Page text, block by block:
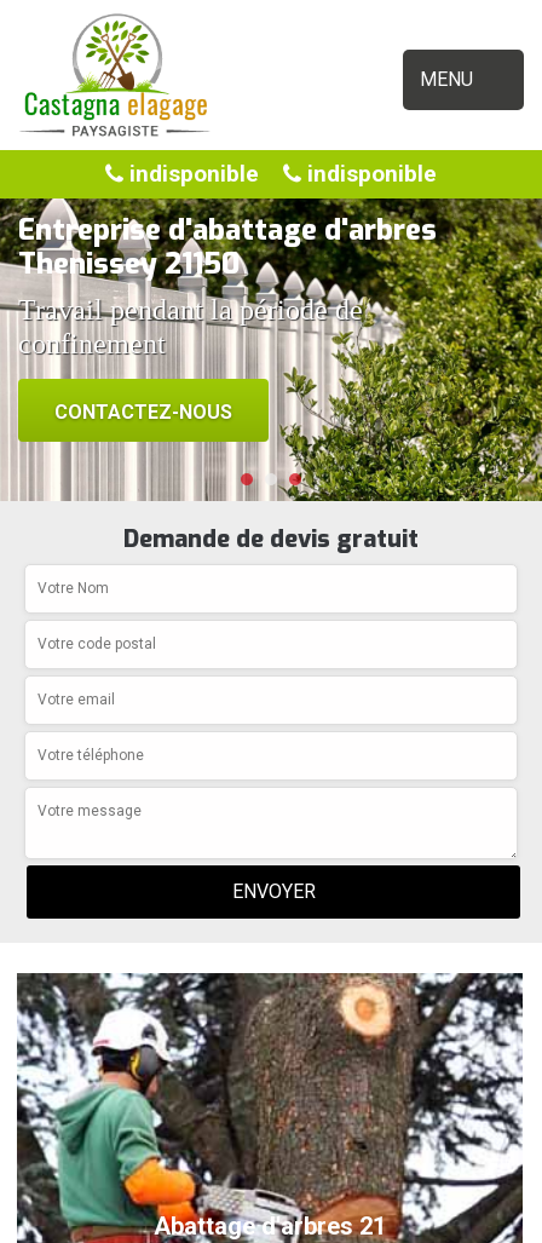
MENU
indisponible indisponible
Entreprise d'abattage d'arbres
Thenissey 21150
Travail pendant la période de
confinement
CONTACTEZ-NOUS
Demande de devis gratuit
Abattage d'arbres 21